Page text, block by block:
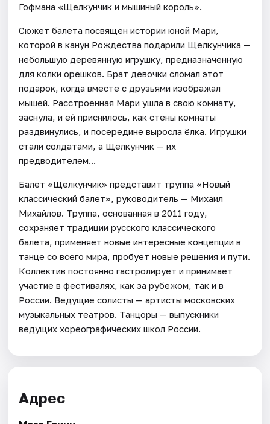
Гофмана «Щелкунчик и мышиный король».
Сюжет балета посвящен истории юной Мари,
которой в канун Рождества подарили Щелкунчика —
небольшую деревянную игрушку, предназначенную
для колки орешков. Брат девочки сломал этот
подарок, когда вместе с друзьями изображал
мышей. Расстроенная Мари ушла в свою комнату,
заснула, и ей приснилось, как стены комнаты
раздвинулись, и посередине выросла ёлка. Игрушки
стали солдатами, а Щелкунчик — их
предводителем...
Балет «Щелкунчик» представит труппа «Новый
классический балет», руководитель — Михаил
Михайлов. Труппа, основанная в 2011 году,
сохраняет традиции русского классического
балета, применяет новые интересные концепции в
танце со всего мира, пробует новые решения и пути.
Коллектив постоянно гастролирует и принимает
участие в фестивалях, как за рубежом, так и в
России. Ведущие солисты — артисты московских
музыкальных театров. Танцоры — выпускники
ведущих хореографических школ России.
Адрес